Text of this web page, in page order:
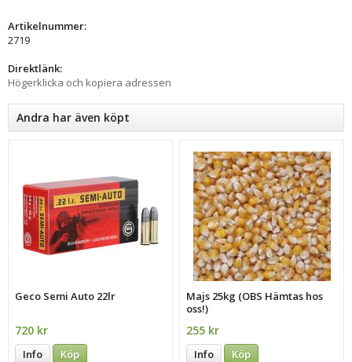
Artikelnummer:
2719
Direktlänk:
Högerklicka och kopiera adressen
Andra har även köpt
Geco Semi Auto 22lr
720 kr
Info Köp
Majs 25kg (OBS Hämtas hos
oss!)
255 kr
Info Köp